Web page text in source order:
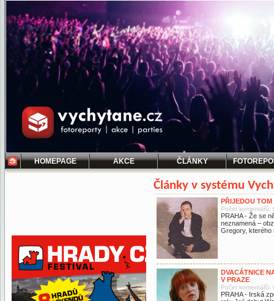
HOMEPAGE AKCE ČLÁNKY
Články v systému
PŘIJEDOU
Počet komentářů:
PRAHA - Že se
neznamená –
Gregory, kterého
DVACÁTNICE
V PRAZE
Počet komentářů:
PRAHA - Irská